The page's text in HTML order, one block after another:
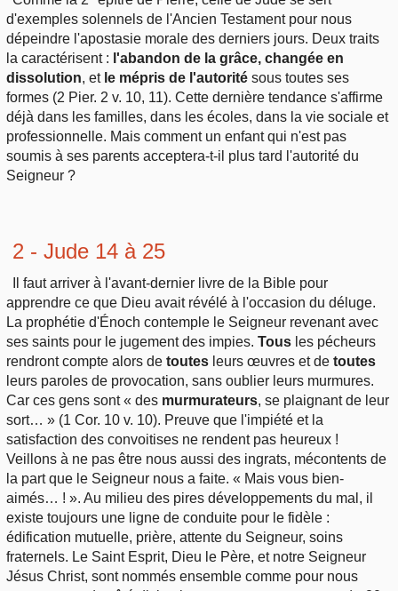
Vie pratique
Mariage, famille
Sujets de A à Z
Études et commentaires par passage
Dictionnaires bibliques
d'exemples solennels de l'Ancien Testament pour nous
dépeindre l'apostasie morale des derniers jours. Deux traits
la caractérisent : l'abandon de la grâce, changée en
dissolution, et le mépris de l'autorité sous toutes ses
formes (2 Pier. 2 v. 10, 11). Cette dernière tendance s'affirme
déjà dans les familles, dans les écoles, dans la vie sociale et
professionnelle. Mais comment un enfant qui n'est pas
soumis à ses parents acceptera-t-il plus tard l'autorité du
Seigneur ?
2 - Jude 14 à 25
Il faut arriver à l'avant-dernier livre de la Bible pour
apprendre ce que Dieu avait révélé à l'occasion du déluge.
La prophétie d'Énoch contemple le Seigneur revenant avec
ses saints pour le jugement des impies. Tous les pécheurs
rendront compte alors de toutes leurs œuvres et de toutes
leurs paroles de provocation, sans oublier leurs murmures.
Car ces gens sont « des murmurateurs, se plaignant de leur
sort… » (1 Cor. 10 v. 10). Preuve que l'impiété et la
satisfaction des convoitises ne rendent pas heureux !
Veillons à ne pas être nous aussi des ingrats, mécontents de
la part que le Seigneur nous a faite. « Mais vous bien-
aimés… ! ». Au milieu des pires développements du mal, il
existe toujours une ligne de conduite pour le fidèle :
édification mutuelle, prière, attente du Seigneur, soins
fraternels. Le Saint Esprit, Dieu le Père, et notre Seigneur
Jésus Christ, sont nommés ensemble comme pour nous